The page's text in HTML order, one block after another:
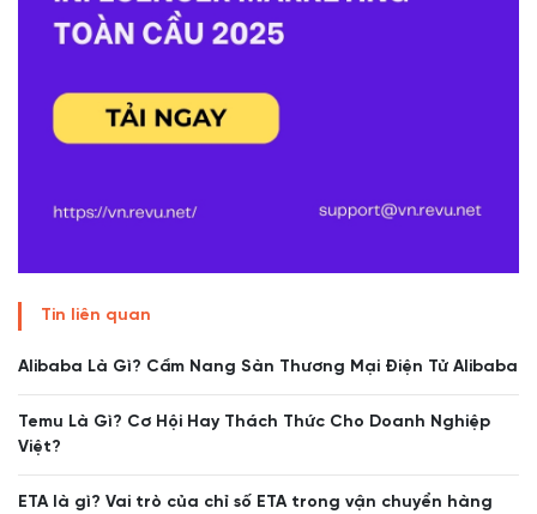
Tin liên quan
Alibaba Là Gì? Cẩm Nang Sàn Thương Mại Điện Tử Alibaba
Temu Là Gì? Cơ Hội Hay Thách Thức Cho Doanh Nghiệp
Việt?
ETA là gì? Vai trò của chỉ số ETA trong vận chuyển hàng